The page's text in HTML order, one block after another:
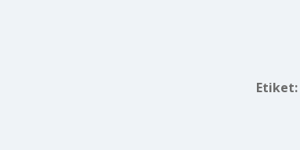
Etiket: